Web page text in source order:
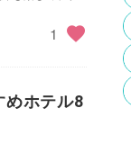
1
ホテル8